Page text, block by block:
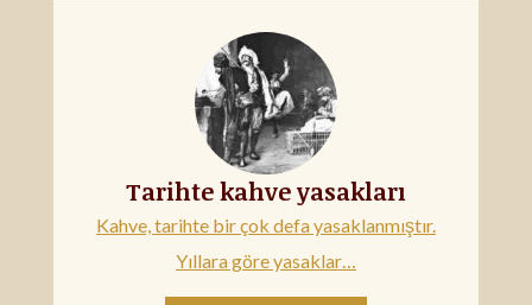
Tarihte kahve yasakları
Kahve, tarihte bir çok defa yasaklanmıştır.
Yıllara göre yasaklar…